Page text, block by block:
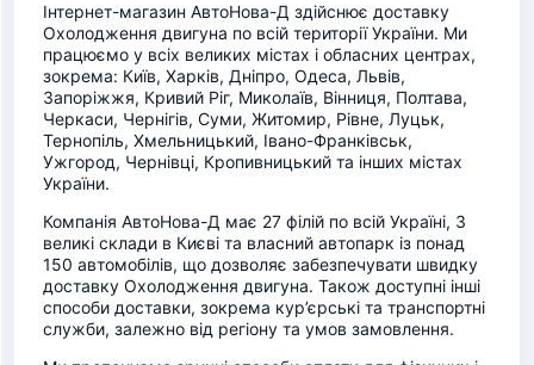
Інтернет-магазин АвтоНова-Д здійснює доставку
Охолодження двигуна по всій території України. Ми
працюємо у всіх великих містах і обласних центрах,
зокрема: Київ, Харків, Дніпро, Одеса, Львів,
Запоріжжя, Кривий Ріг, Миколаїв, Вінниця, Полтава,
Черкаси, Чернігів, Суми, Житомир, Рівне, Луцьк,
Тернопіль, Хмельницький, Івано-Франківськ,
Ужгород, Чернівці, Кропивницький та інших містах
України.
Компанія АвтоНова-Д має 27 філій по всій Україні, 3
великі склади в Києві та власний автопарк із понад
150 автомобілів, що дозволяє забезпечувати швидку
доставку Охолодження двигуна. Також доступні інші
способи доставки, зокрема кур’єрські та транспортні
служби, залежно від регіону та умов замовлення.